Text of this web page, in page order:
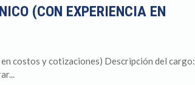
(CON EXPERIENCIA EN
costos y cotizaciones) Descripción del cargo: